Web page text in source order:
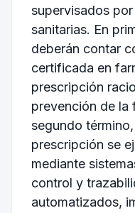
supervisados
sanitarias. En
deberán contar
certificada en
prescripción
prevención de la
segundo
prescripción se
mediante
control y
automatizados,